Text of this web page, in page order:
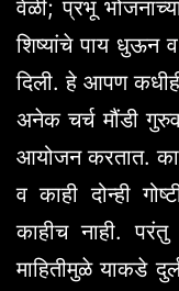
वेळी; प्रभू
शिष्यांचे पाय धुऊन व
दिली. हे आपण
अनेक चर्च मौंडी
आयोजन करतात.
व काही दोन्ही
काहीच नाही.
माहितीमुळे याकडे